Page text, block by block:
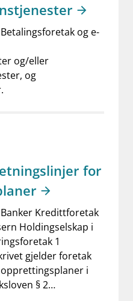
og e-
og/eller
og
for
Kredittforetak
Holdingselskap i
1
gjelder foretak
i
§ 2…